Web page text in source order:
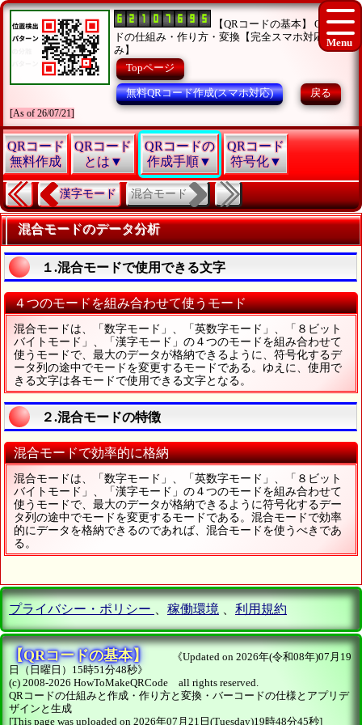
【QRコードの基本】 QRコー
ドの仕組み・作り方・変換【完全スマホ対応済
み】
Topページ
無料QRコード作成(スマホ対応) 戻る
[As of 26/07/21]
QRコード
無料作成
QRコード
とは▼
QRコードの
作成手順▼
QRコード
符号化▼
漢字モード 混合モード
混合モードのデータ分析
１.混合モードで使用できる文字
４つのモードを組み合わせて使うモード
混合モードは、「数字モード」、「英数字モード」、「８ビット
バイトモード」、「漢字モード」の４つのモードを組み合わせて
使うモードで、最大のデータが格納できるように、符号化するデ
ータ列の途中でモードを変更するモードである。ゆえに、使用で
きる文字は各モードで使用できる文字となる。
２.混合モードの特徴
混合モードで効率的に格納
混合モードは、「数字モード」、「英数字モード」、「８ビット
バイトモード」、「漢字モード」の４つのモードを組み合わせて
使うモードで、最大のデータが格納できるように符号化するデー
タ列の途中でモードを変更するモードである。混合モードで効率
的にデータを格納できるのであれば、混合モードを使うべきであ
る。
プライバシー・ポリシー 稼働環境 利用規約
【QRコードの基本】
《Updated on 2026年(令和08年)07月19
日（日曜日）15時51分48秒》
(c) 2008-2026 HowToMakeQRCode all rights reserved.
QRコードの仕組みと作成・作り方と変換・バーコードの仕様とアプリデ
ザインと生成
[This page was uploaded on 2026年07月21日(Tuesday)19時48分45秒]